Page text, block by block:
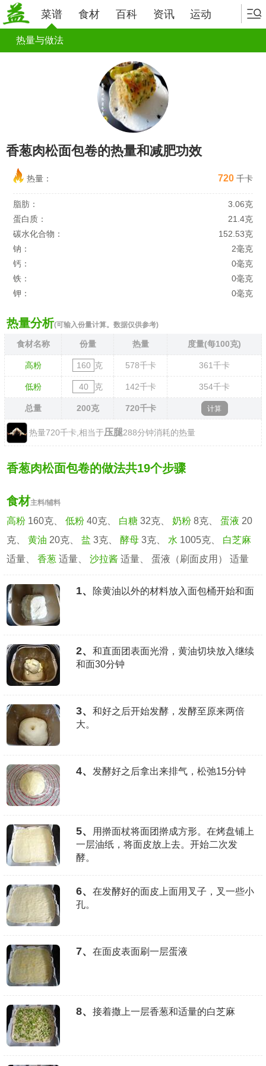
菜谱 食材 百科 资讯 运动
热量与做法
香葱肉松面包卷的热量和减肥功效
热量： 720 千卡
脂肪：
3.06克
蛋白质：
21.4克
碳水化合物：
152.53克
钠：
2毫克
钙：
0毫克
铁：
0毫克
钾：
0毫克
热量分析(可输入份量计算。数据仅供参考)
食材名称 份量 热量 度量(每100克)
高粉 克 578千卡 361千卡
低粉 克 142千卡 354千卡
总量 200克 720千卡
热量720千卡,相当于压腿288分钟消耗的热量
香葱肉松面包卷的做法共19个步骤
食材主料/辅料
高粉 160克、低粉 40克、 白糖 32克、奶粉 8克、蛋液 20
克、黄油 20克、盐 3克、酵母 3克、 水 1005克、 白芝麻
适量、香葱 适量、沙拉酱 适量、 蛋液（刷面皮用） 适量
1、 除黄油以外的材料放入面包桶开始和面
2、
和直面团表面光滑，黄油切块放入继续
和面30分钟
3、
和好之后开始发酵，发酵至原来两倍
大。
4、 发酵好之后拿出来排气，松弛15分钟
5、
用擀面杖将面团擀成方形。在烤盘铺上
一层油纸，将面皮放上去。开始二次发
酵。
6、
在发酵好的面皮上面用叉子，叉一些小
孔。
7、 在面皮表面刷一层蛋液
8、 接着撒上一层香葱和适量的白芝麻